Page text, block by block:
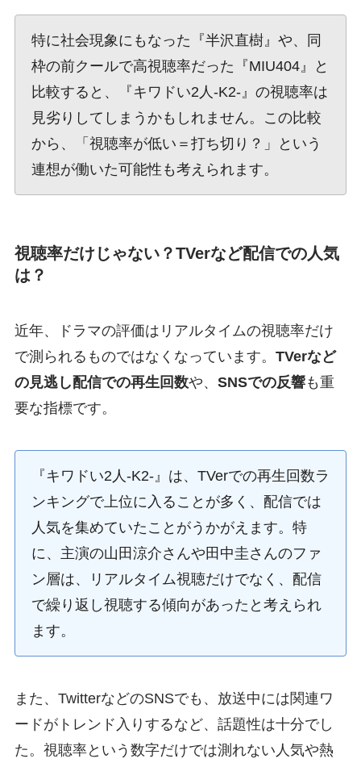
特に社会現象にもなった『半沢直樹』や、同
枠の前クールで高視聴率だった『MIU404』と
比較すると、『キワドい2人-K2-』の視聴率は
見劣りしてしまうかもしれません。この比較
から、「視聴率が低い＝打ち切り？」という
連想が働いた可能性も考えられます。
視聴率だけじゃない？TVerなど配信での人気
は？
近年、ドラマの評価はリアルタイムの視聴率だけ
で測られるものではなくなっています。 TVerなど
の見逃し配信での再生回数や、 SNSでの反響も重
要な指標です。
『キワドい2人-K2-』は、TVerでの再生回数ラ
ンキングで上位に入ることが多く、配信では
人気を集めていたことがうかがえます。特
に、主演の山田涼介さんや田中圭さんのファ
ン層は、リアルタイム視聴だけでなく、配信
で繰り返し視聴する傾向があったと考えられ
ます。
また、TwitterなどのSNSでも、放送中には関連ワ
ードがトレンド入りするなど、話題性は十分でし
た。視聴率という数字だけでは測れない人気や熱